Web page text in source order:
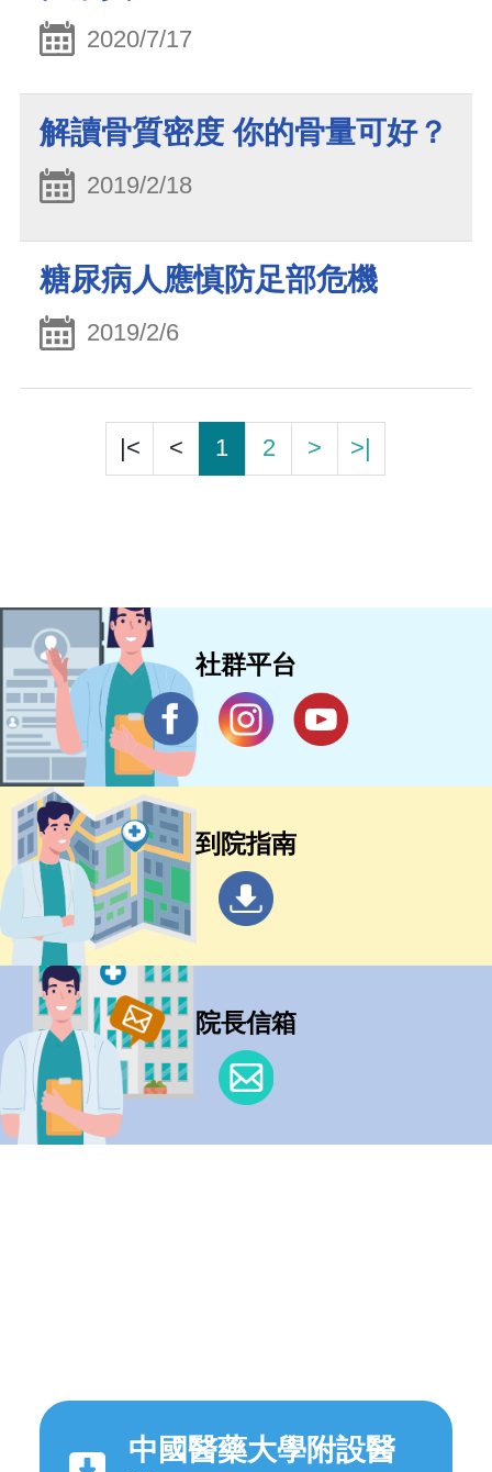
2020/7/17
解讀骨質密度 你的骨量可好？
2019/2/18
糖尿病人應慎防足部危機
2019/2/6
|< < 1 2 > >|
社群平台
到院指南
院長信箱
中國醫藥大學附設醫